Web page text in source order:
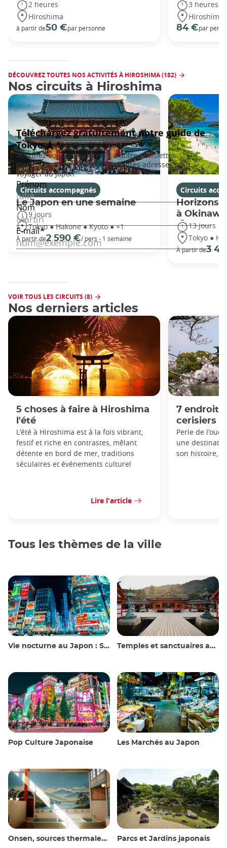
2 heures
Hiroshima
à partir de50 €par personne
3 heures
Hiroshima
84 €par
DÉCOUVREZ TOUTES NOS ACTIVITÉS À HIROSHIMA (182)
Nos circuits à Hiroshima
Circuits accompagnés
Le Japon en une semaine
9 jours
Tokyo ● Hakone ● Kyoto ● +1
À partir de2 590 €/ pers - 1 semaine
Circuits
Horizons
à Okinawa
13 jours
Tokyo ●
À partir de3
VOIR TOUS LES CIRCUITS (8)
Nos derniers articles
5 choses à faire à Hiroshima
l'été
L’été à Hiroshima est à la fois vibrant,
festif et riche en contrastes, mêlant
détente en bord de mer, traditions
séculaires et événements culturel
Lire l'article
7 endroits
cerisiers
Perle de
une
son histoire,
Tous les thèmes de la ville
Vie nocturne au Japon : Sortir, voir et boire Temples et sanctuaires au Japon
Pop Culture Japonaise Les Marchés au Japon
Onsen, sources thermales et bains publics Parcs et Jardins japonais